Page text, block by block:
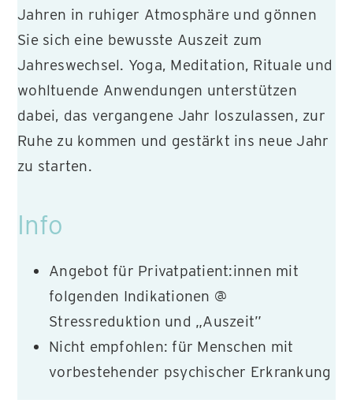
Jahren in ruhiger Atmosphäre und gönnen
Sie sich eine bewusste Auszeit zum
Jahreswechsel. Yoga, Meditation, Rituale und
wohltuende Anwendungen unterstützen
dabei, das vergangene Jahr loszulassen, zur
Ruhe zu kommen und gestärkt ins neue Jahr
zu starten.
Info
Angebot für Privatpatient:innen mit
folgenden Indikationen @
Stressreduktion und „Auszeit”
Nicht empfohlen: für Menschen mit
vorbestehender psychischer Erkrankung